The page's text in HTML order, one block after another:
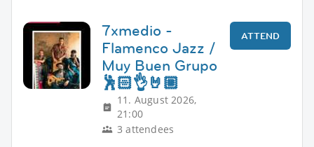
7xmedio -
Flamenco Jazz /
Muy Buen Grupo
🕺🏻👌🤘🏼
11. August 2026,
21:00
3 attendees
ATTEND